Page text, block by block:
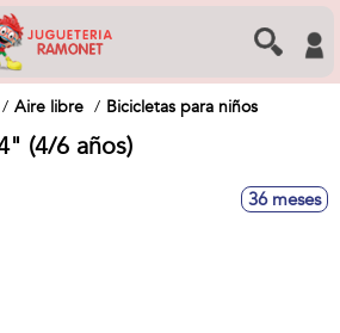
Aire libre Bicicletas para niños
(4/6 años)
36 meses